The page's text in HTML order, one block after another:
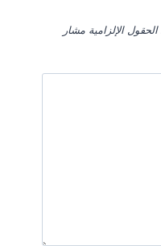
الحقول الإلزامية مشار